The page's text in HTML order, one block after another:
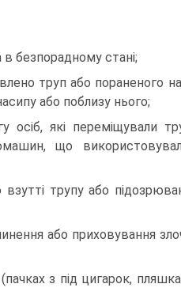
безпорадному стані;
труп або пораненого
або поблизу нього;
осіб, які переміщували
що
трупу або
або приховування
з під цигарок,